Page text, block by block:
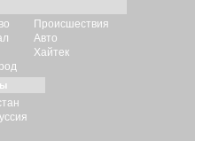
Происшествия
Авто
Хайтек